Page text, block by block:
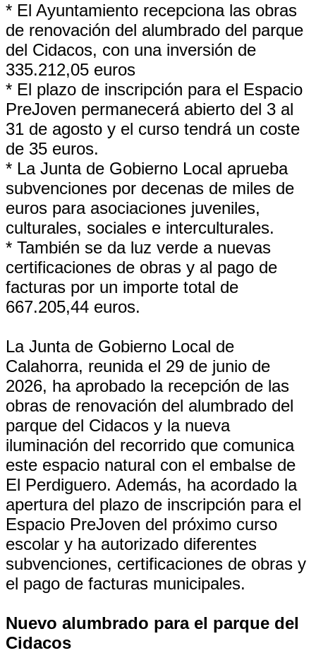
* El Ayuntamiento recepciona las obras
de renovación del alumbrado del parque
del Cidacos, con una inversión de
335.212,05 euros
* El plazo de inscripción para el Espacio
PreJoven permanecerá abierto del 3 al
31 de agosto y el curso tendrá un coste
de 35 euros.
* La Junta de Gobierno Local aprueba
subvenciones por decenas de miles de
euros para asociaciones juveniles,
culturales, sociales e interculturales.
* También se da luz verde a nuevas
certificaciones de obras y al pago de
facturas por un importe total de
667.205,44 euros.
La Junta de Gobierno Local de
Calahorra, reunida el 29 de junio de
2026, ha aprobado la recepción de las
obras de renovación del alumbrado del
parque del Cidacos y la nueva
iluminación del recorrido que comunica
este espacio natural con el embalse de
El Perdiguero. Además, ha acordado la
apertura del plazo de inscripción para el
Espacio PreJoven del próximo curso
escolar y ha autorizado diferentes
subvenciones, certificaciones de obras y
el pago de facturas municipales.
Nuevo alumbrado para el parque del
Cidacos